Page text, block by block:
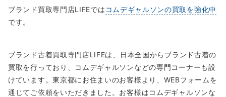
ブランド買取専門店LIFEでは コムデギャルソンの買取を強化中
です。
ブランド古着買取専門店LIFEは、日本全国からブランド古着の
買取を行っており、コムデギャルソンなどの専門コーナーも設
けています。東京都にお住まいのお客様より、WEBフォームを
通じてご依頼をいただきました。お客様はコムデギャルソンな